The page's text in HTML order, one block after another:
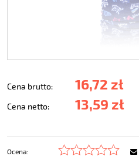
Cena brutto: 16,72 zł
Cena netto: 13,59 zł
Ocena: